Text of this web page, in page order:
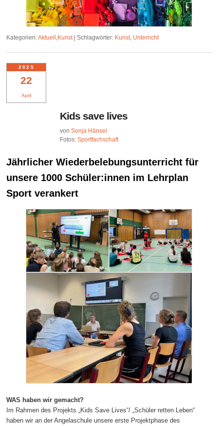
Kategorien:Aktuell ,Kunst |Schlagwörter: Kunst, Unterricht
22
April
2025
Kids save lives
vonSonja Hänsel
Fotos:Sportfachschaft
Jährlicher Wiederbelebungsunterricht für
unsere 1000 Schüler:innen im Lehrplan
Sport verankert
WAS haben wir gemacht?
Im Rahmen des Projekts „Kids Save Lives“/ „Schüler retten Leben“
haben wir an der Angelaschule unsere erste Projektphase des